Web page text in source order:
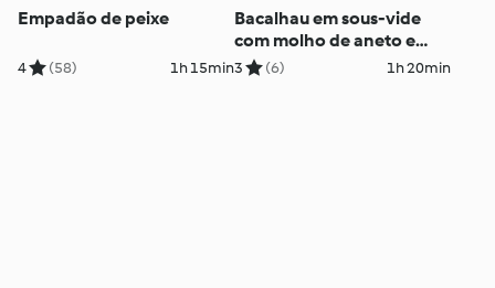
Empadão de peixe
4 (58) 1h 15min
Bacalhau em sous-vide
com molho de aneto e
puré de pimentos assados
3 (6) 1h 20min